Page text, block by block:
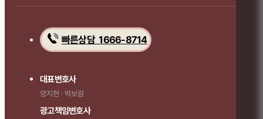
빠른상담 1666-8714
대표변호사
양지현 · 박보람
광고책임변호사